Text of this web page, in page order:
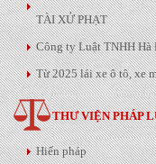
TÀI XỬ PHẠT
Công ty Luật TNHH
Từ 2025 lái xe ô tô, xe
THƯ VIỆN PHÁP
Hiến pháp